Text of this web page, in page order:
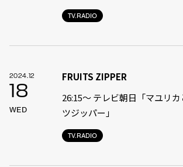
TV.RADIO
2024.12
18
WED
TV.RADIO
FRUITS ZIPPER
26:15～ テレビ朝日「マユリ
ツジッパー」